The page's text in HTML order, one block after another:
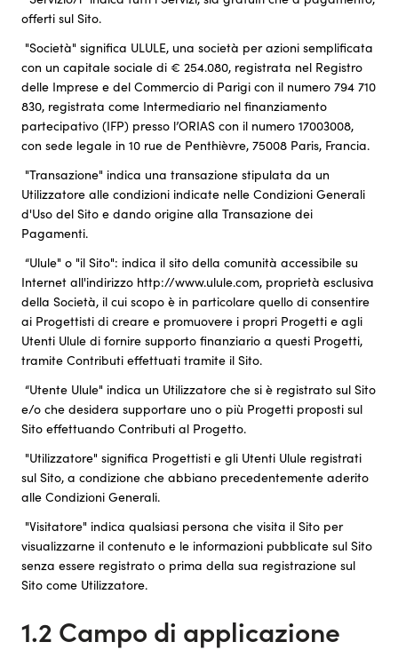
offerti sul Sito.
"Società" significa ULULE, una società per azioni semplificata
con un capitale sociale di € 254.080, registrata nel Registro
delle Imprese e del Commercio di Parigi con il numero 794 710
830, registrata come Intermediario nel finanziamento
partecipativo (IFP) presso l’ORIAS con il numero 17003008,
con sede legale in 10 rue de Penthièvre, 75008 Paris, Francia.
"Transazione" indica una transazione stipulata da un
Utilizzatore alle condizioni indicate nelle Condizioni Generali
d'Uso del Sito e dando origine alla Transazione dei
Pagamenti.
“Ulule" o "il Sito": indica il sito della comunità accessibile su
Internet all'indirizzo http://www.ulule.com, proprietà esclusiva
della Società, il cui scopo è in particolare quello di consentire
ai Progettisti di creare e promuovere i propri Progetti e agli
Utenti Ulule di fornire supporto finanziario a questi Progetti,
tramite Contributi effettuati tramite il Sito.
“Utente Ulule" indica un Utilizzatore che si è registrato sul Sito
e/o che desidera supportare uno o più Progetti proposti sul
Sito effettuando Contributi al Progetto.
"Utilizzatore" significa Progettisti e gli Utenti Ulule registrati
sul Sito, a condizione che abbiano precedentemente aderito
alle Condizioni Generali.
"Visitatore" indica qualsiasi persona che visita il Sito per
visualizzarne il contenuto e le informazioni pubblicate sul Sito
senza essere registrato o prima della sua registrazione sul
Sito come Utilizzatore.
1.2 Campo di applicazione